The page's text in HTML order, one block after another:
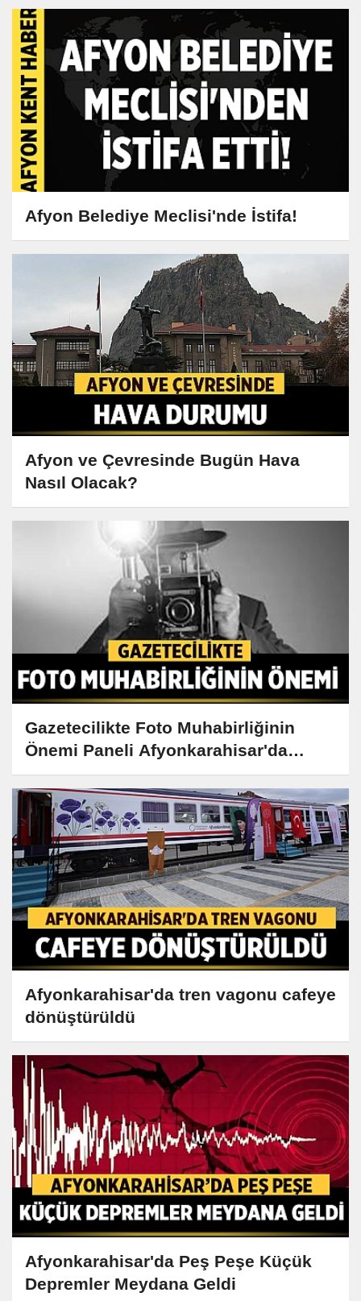
Afyon Belediye Meclisi'nde İstifa!
Afyon ve Çevresinde Bugün Hava
Nasıl Olacak?
Gazetecilikte Foto Muhabirliğinin
Önemi Paneli Afyonkarahisar'da
Gerçekleşiyor
Afyonkarahisar'da tren vagonu cafeye
dönüştürüldü
Afyonkarahisar'da Peş Peşe Küçük
Depremler Meydana Geldi